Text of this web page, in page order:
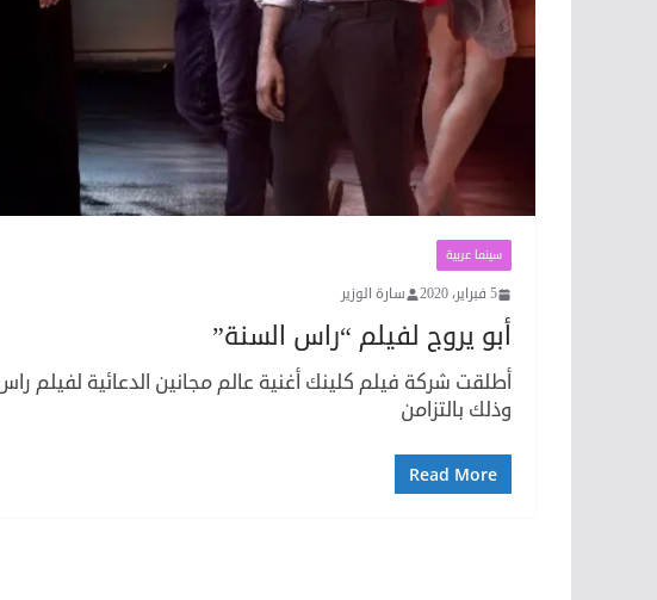
سينما عربية
5 فبراير، 2020 سارة الوزير
أبو يروج لفيلم “راس السنة”
أطلقت شركة فيلم كلينك أغنية عالم مجانين الدعائية لفيلم
وذلك بالتزامن
Read More